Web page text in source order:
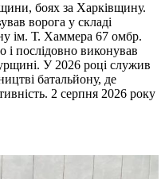
боях за Харківщину.
ворога у складі
ім. Т. Хаммера 67 омбр.
і послідовно виконував
У 2026 році служив
батальйону, де
2 серпня 2026 року